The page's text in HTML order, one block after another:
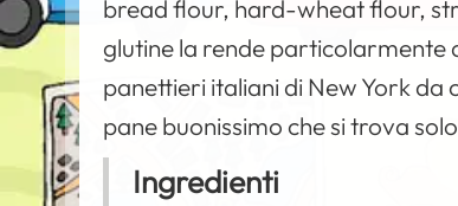
bread flour, hard-wheat flour,
glutine la rende particolarmente
panettieri italiani diNew Yorkda
pane buonissimo che si trova
Ingredienti